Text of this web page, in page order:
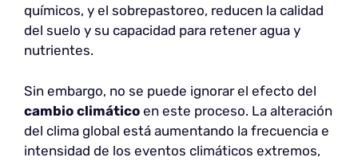
químicos, y el sobrepastoreo, reducen la calidad
del suelo y su capacidad para retener agua y
nutrientes.
Sin embargo, no se puede ignorar el efecto del
cambio climático en este proceso. La alteración
del clima global está aumentando la frecuencia e
intensidad de los eventos climáticos extremos,